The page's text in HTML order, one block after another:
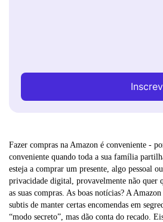
Fazer compras na Amazon é conveniente -
conveniente quando toda a sua família
esteja a comprar um presente, algo pessoal
privacidade digital, provavelmente não quer
as suas compras. As boas notícias? A
subtis de manter certas encomendas em
“modo secreto”, mas dão conta do recado.